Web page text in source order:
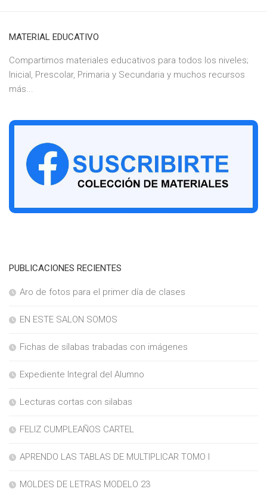
MATERIAL EDUCATIVO
Compartimos materiales educativos para todos los niveles;
Inicial, Prescolar, Primaria y Secundaria y muchos recursos
más...
PUBLICACIONES RECIENTES
Aro de fotos para el primer día de clases
EN ESTE SALON SOMOS
Fichas de sílabas trabadas con imágenes
Expediente Integral del Alumno
Lecturas cortas con silabas
FELIZ CUMPLEAÑOS CARTEL
APRENDO LAS TABLAS DE MULTIPLICAR TOMO I
MOLDES DE LETRAS MODELO 23